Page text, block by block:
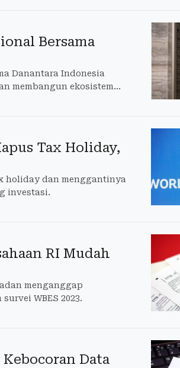
Bersama
Danantara Indonesia
membangun ekosistem
Tax Holiday,
holiday dan menggantinya
investasi.
RI Mudah
menganggap
WBES 2023.
Data